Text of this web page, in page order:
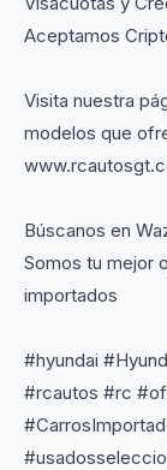
Aceptamos
Visita nuestra
modelos que
Búscanos en
Somos tu mejor
importados
#hyundai
#rcautos #rc